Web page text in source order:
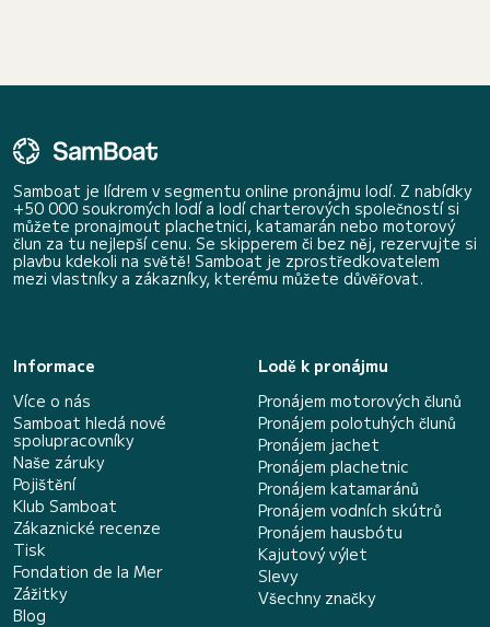
Samboat je lídrem v segmentu online pronájmu lodí. Z nabídky
+50 000 soukromých lodí a lodí charterových společností si
můžete pronajmout plachetnici, katamarán nebo motorový
člun za tu nejlepší cenu. Se skipperem či bez něj, rezervujte si
plavbu kdekoli na světě! Samboat je zprostředkovatelem
mezi vlastníky a zákazníky, kterému můžete důvěřovat.
Informace
Více o nás
Samboat hledá nové
spolupracovníky
Naše záruky
Pojištění
Klub Samboat
Zákaznické recenze
Tisk
Fondation de la Mer
Zážitky
Blog
Lodě k pronájmu
Pronájem motorových člunů
Pronájem polotuhých člunů
Pronájem jachet
Pronájem plachetnic
Pronájem katamaránů
Pronájem vodních skútrů
Pronájem hausbótu
Kajutový výlet
Slevy
Všechny značky